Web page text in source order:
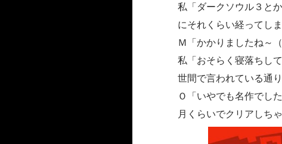
私「ダークソウル３と
にそれくらい経ってし
Ｍ「かかりましたね～（
私「おそらく寝落ちし
世間で言われている通
Ｏ「いやでも名作でし
月くらいでクリアしち